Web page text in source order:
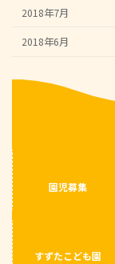
2018年7月
2018年6月
園児募集
すずたこども園